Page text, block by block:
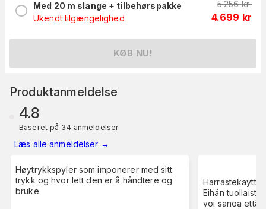
Med 20 m slange + tilbehørspakke
Ukendt tilgængelighed
5.256 kr
4.699 kr
KØB NU!
Produktanmeldelse
4.8
Baseret på 34 anmeldelser
Læs alle anmeldelser →
Høytrykkspyler som imponerer med sitt
trykk og hvor lett den er å håndtere og
bruke.
Eihän
voi sanoa että